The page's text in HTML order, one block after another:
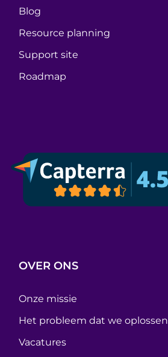
Blog
Resource planning
Support site
Roadmap
OVER ONS
Onze missie
Het probleem dat we oplossen
Vacatures